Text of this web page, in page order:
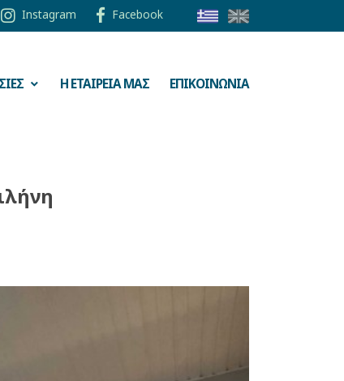
Instagram Facebook
Η ΕΤΑΙΡΕΙΑ ΜΑΣ ΕΠΙΚΟΙΝΩΝΙΑ